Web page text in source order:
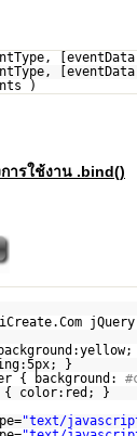
)
ารใช้งาน .bind()
}
{ background:
{ color:red; }
"text/